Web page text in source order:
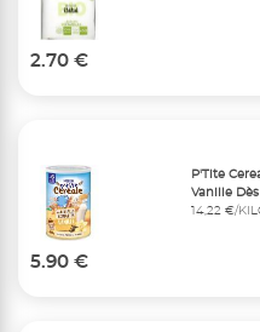
2.70 €
P'Tite
Vanille
14,22 €/
5.90 €